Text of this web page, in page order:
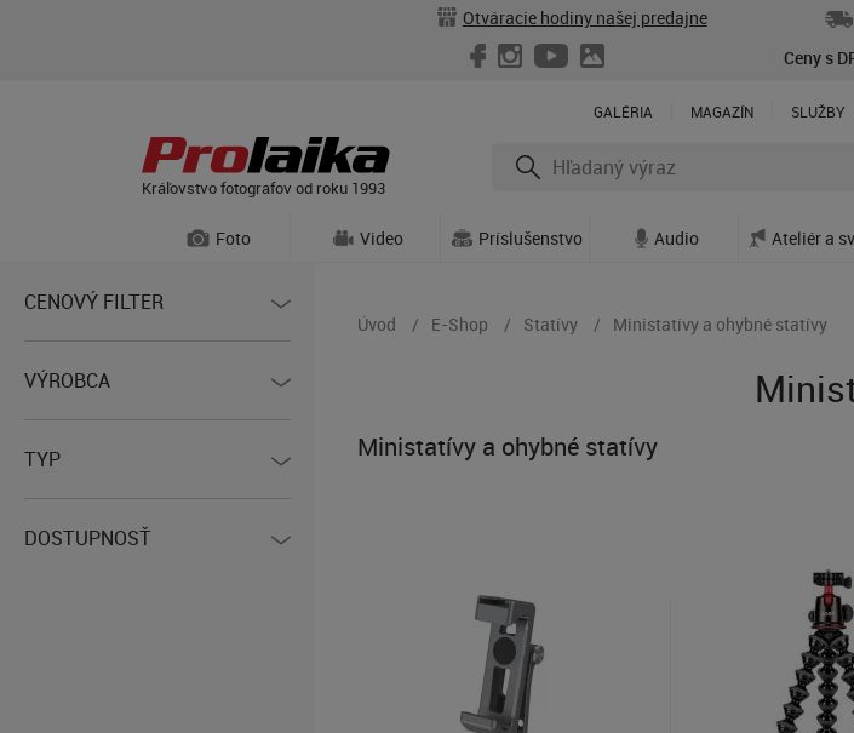
Otváracie hodiny našej predajne
Ceny s
GALÉRIA MAGAZÍN SLUŽBY
Kráľovstvo fotografov od roku 1993
Foto Video Príslušenstvo Audio Ateliér a
Úvod E-Shop Statívy Ministatívy a ohybné statívy
Ministatívy a ohybné statívy
CENOVÝ FILTER
VÝROBCA
TYP
DOSTUPNOSŤ